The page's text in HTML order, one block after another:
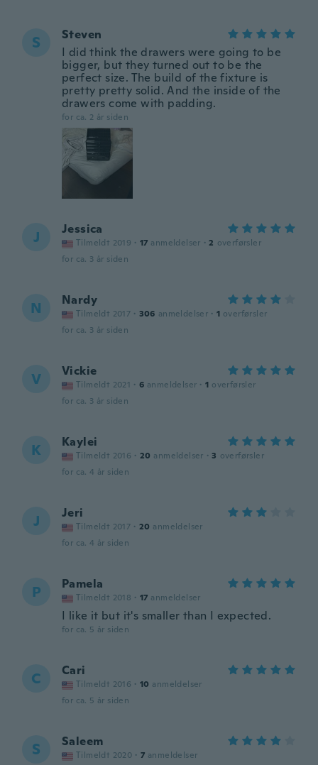
S
Steven
I did think the drawers were going to be
bigger, but they turned out to be the
perfect size. The build of the fixture is
pretty pretty solid. And the inside of the
drawers come with padding.
for ca. 2 år siden
J Jessica
Tilmeldt 2019 · 17 anmeldelser · 2 overførsler
for ca. 3 år siden
N Nardy
Tilmeldt 2017 · 306 anmeldelser · 1 overførsler
for ca. 3 år siden
V Vickie
Tilmeldt 2021 · 6 anmeldelser · 1 overførsler
for ca. 3 år siden
K Kaylei
Tilmeldt 2016 · 20 anmeldelser · 3 overførsler
for ca. 4 år siden
J Jeri
Tilmeldt 2017 · 20 anmeldelser
for ca. 4 år siden
P Pamela
Tilmeldt 2018 · 17 anmeldelser
I like it but it's smaller than I expected.
for ca. 5 år siden
C Cari
Tilmeldt 2016 · 10 anmeldelser
for ca. 5 år siden
S Saleem
Tilmeldt 2020 · 7 anmeldelser